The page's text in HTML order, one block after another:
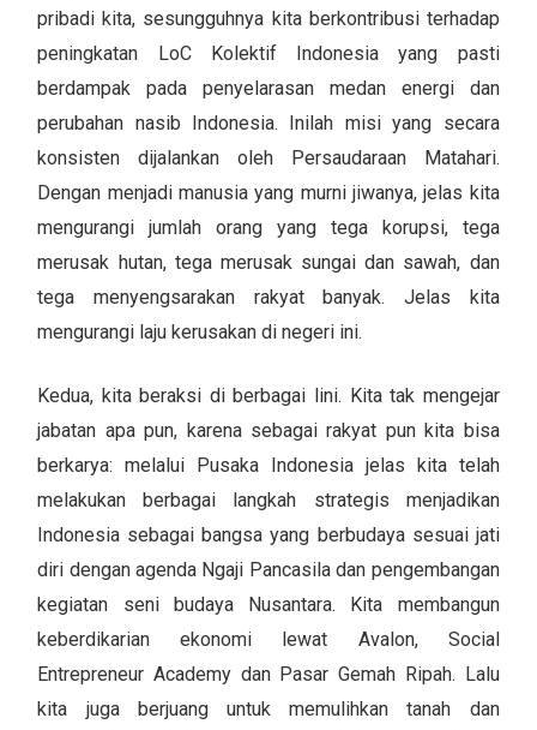
pribadi kita, sesungguhnya kita berkontribusi terhadap
peningkatan LoC Kolektif Indonesia yang pasti
berdampak pada penyelarasan medan energi dan
perubahan nasib Indonesia. Inilah misi yang secara
konsisten dijalankan oleh Persaudaraan Matahari.
Dengan menjadi manusia yang murni jiwanya, jelas kita
mengurangi jumlah orang yang tega korupsi, tega
merusak hutan, tega merusak sungai dan sawah, dan
tega menyengsarakan rakyat banyak. Jelas kita
mengurangi laju kerusakan di negeri ini.
Kedua, kita beraksi di berbagai lini. Kita tak mengejar
jabatan apa pun, karena sebagai rakyat pun kita bisa
berkarya: melalui Pusaka Indonesia jelas kita telah
melakukan berbagai langkah strategis menjadikan
Indonesia sebagai bangsa yang berbudaya sesuai jati
diri dengan agenda Ngaji Pancasila dan pengembangan
kegiatan seni budaya Nusantara. Kita membangun
keberdikarian ekonomi lewat Avalon, Social
Entrepreneur Academy dan Pasar Gemah Ripah. Lalu
kita juga berjuang untuk memulihkan tanah dan